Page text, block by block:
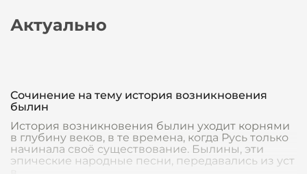
Актуально
Сочинение на тему история возникновения
былин
История возникновения былин уходит корнями
в глубину веков, в те времена, когда Русь только
начинала своё существование. Былины, эти
эпические народные песни, передавались из уст